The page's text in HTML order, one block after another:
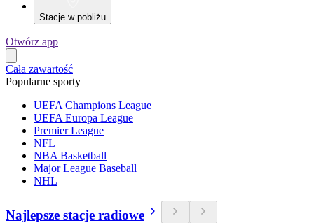
Stacje w pobliżu
Otwórz app
Cała zawartość
Popularne sporty
UEFA Champions League
UEFA Europa League
Premier League
NFL
NBA Basketball
Major League Baseball
NHL
Najlepsze stacje radiowe